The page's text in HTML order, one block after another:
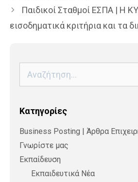
Παιδικοί Σταθμοί ΕΣΠΑ | Η
εισοδηματικά κριτήρια και τα
για:
Kατηγορίες
Business Posting | Άρθρα
Γνωρίστε μας
Εκπαίδευση
Εκπαιδευτικά Νέα